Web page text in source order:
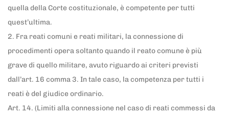
quella della Corte costituzionale, è competente per tutti
quest’ultima.
2. Fra reati comuni e reati militari, la connessione di
procedimenti opera soltanto quando il reato comune è più
grave di quello militare, avuto riguardo ai criteri previsti
dall’art. 16 comma 3. In tale caso, la competenza per tutti i
reati è del giudice ordinario.
Art. 14. (Limiti alla connessione nel caso di reati commessi da